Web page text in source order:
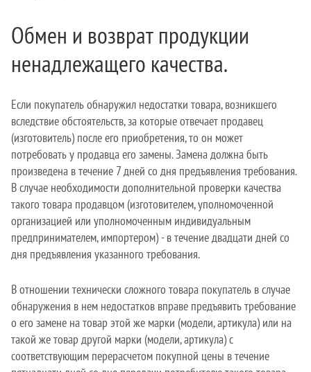
Обмен и возврат продукции
ненадлежащего качества.
Если покупатель обнаружил недостатки товара, возникшего
вследствие обстоятельств, за которые отвечает продавец
(изготовитель) после его приобретения, то он может
потребовать у продавца его замены. Замена должна быть
произведена в течение 7 дней со дня предъявления требования.
В случае необходимости дополнительной проверки качества
такого товара продавцом (изготовителем, уполномоченной
организацией или уполномоченным индивидуальным
предпринимателем, импортером) - в течение двадцати дней со
дня предъявления указанного требования.
В отношении технически сложного товара покупатель в случае
обнаружения в нем недостатков вправе предъявить требование
о его замене на товар этой же марки (модели, артикула) или на
такой же товар другой марки (модели, артикула) с
соответствующим перерасчетом покупной цены в течение